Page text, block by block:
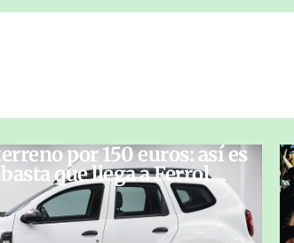
por 150 euros: así es
que llega a Ferrol